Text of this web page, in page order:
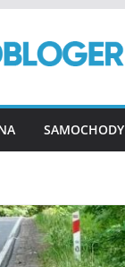
SAMOCHODY